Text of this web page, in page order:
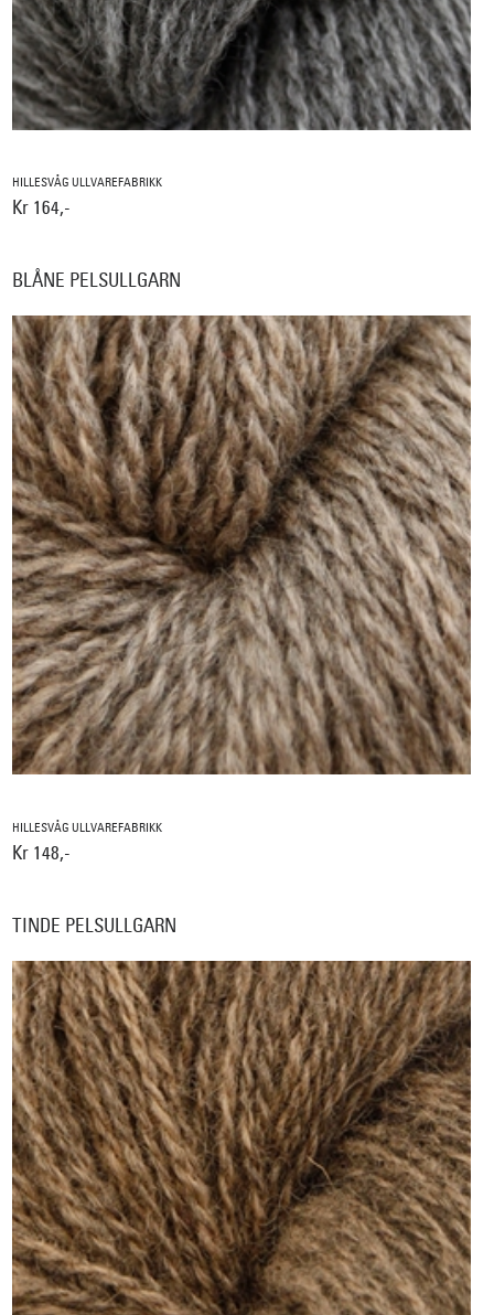
HILLESVÅG ULLVAREFABRIKK
Kr 164,-
BLÅNE PELSULLGARN
HILLESVÅG ULLVAREFABRIKK
Kr 148,-
TINDE PELSULLGARN